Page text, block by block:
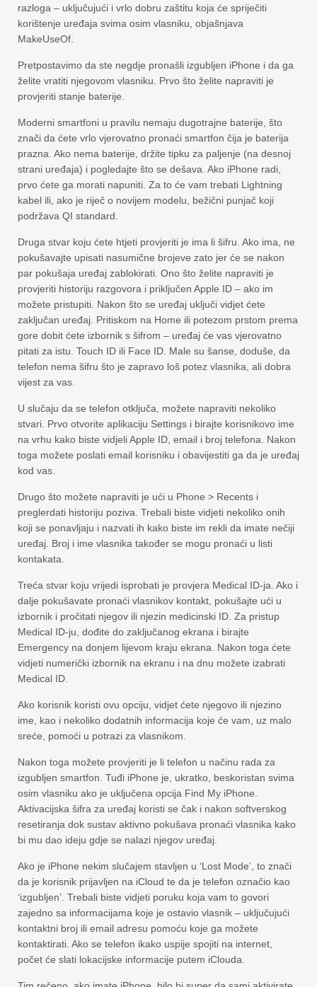
razloga – uključujući i vrlo dobru zaštitu koja će spriječiti
korištenje uređaja svima osim vlasniku, objašnjava
MakeUseOf.
Pretpostavimo da ste negdje pronašli izgubljen iPhone i da ga
želite vratiti njegovom vlasniku. Prvo što želite napraviti je
provjeriti stanje baterije.
Moderni smartfoni u pravilu nemaju dugotrajne baterije, što
znači da ćete vrlo vjerovatno pronaći smartfon čija je baterija
prazna. Ako nema baterije, držite tipku za paljenje (na desnoj
strani uređaja) i pogledajte što se dešava. Ako iPhone radi,
prvo ćete ga morati napuniti. Za to će vam trebati Lightning
kabel ili, ako je riječ o novijem modelu, bežični punjač koji
podržava QI standard.
Druga stvar koju ćete htjeti provjeriti je ima li šifru. Ako ima, ne
pokušavajte upisati nasumične brojeve zato jer će se nakon
par pokušaja uređaj zablokirati. Ono što želite napraviti je
provjeriti historiju razgovora i priključen Apple ID – ako im
možete pristupiti. Nakon što se uređaj uključi vidjet ćete
zaključan uređaj. Pritiskom na Home ili potezom prstom prema
gore dobit ćete izbornik s šifrom – uređaj će vas vjerovatno
pitati za istu. Touch ID ili Face ID. Male su šanse, doduše, da
telefon nema šifru što je zapravo loš potez vlasnika, ali dobra
vijest za vas.
U slučaju da se telefon otključa, možete napraviti nekoliko
stvari. Prvo otvorite aplikaciju Settings i birajte korisnikovo ime
na vrhu kako biste vidjeli Apple ID, email i broj telefona. Nakon
toga možete poslati email korisniku i obavijestiti ga da je uređaj
kod vas.
Drugo što možete napraviti je ući u Phone > Recents i
preglerdati historiju poziva. Trebali biste vidjeti nekoliko onih
koji se ponavljaju i nazvati ih kako biste im rekli da imate nečiji
uređaj. Broj i ime vlasnika također se mogu pronaći u listi
kontakata.
Treća stvar koju vrijedi isprobati je provjera Medical ID-ja. Ako i
dalje pokušavate pronaći vlasnikov kontakt, pokušajte ući u
izbornik i pročitati njegov ili njezin medicinski ID. Za pristup
Medical ID-ju, dođite do zaključanog ekrana i birajte
Emergency na donjem lijevom kraju ekrana. Nakon toga ćete
vidjeti numerički izbornik na ekranu i na dnu možete izabrati
Medical ID.
Ako korisnik koristi ovu opciju, vidjet ćete njegovo ili njezino
ime, kao i nekoliko dodatnih informacija koje će vam, uz malo
sreće, pomoći u potrazi za vlasnikom.
Nakon toga možete provjeriti je li telefon u načinu rada za
izgubljen smartfon. Tuđi iPhone je, ukratko, beskoristan svima
osim vlasniku ako je uključena opcija Find My iPhone.
Aktivacijska šifra za uređaj koristi se čak i nakon softverskog
resetiranja dok sustav aktivno pokušava pronaći vlasnika kako
bi mu dao ideju gdje se nalazi njegov uređaj.
Ako je iPhone nekim slučajem stavljen u ‘Lost Mode’, to znači
da je korisnik prijavljen na iCloud te da je telefon označio kao
‘izgubljen’. Trebali biste vidjeti poruku koja vam to govori
zajedno sa informacijama koje je ostavio vlasnik – uključujući
kontaktni broj ili email adresu pomoću koje ga možete
kontaktirati. Ako se telefon ikako uspije spojiti na internet,
počet će slati lokacijske informacije putem iClouda.